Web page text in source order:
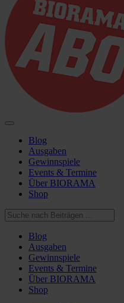
Blog
Ausgaben
Gewinnspiele
Events & Termine
Über BIORAMA
Shop
Blog
Ausgaben
Gewinnspiele
Events & Termine
Über BIORAMA
Shop